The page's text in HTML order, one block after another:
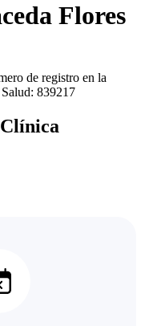
Flores
de registro en la
839217